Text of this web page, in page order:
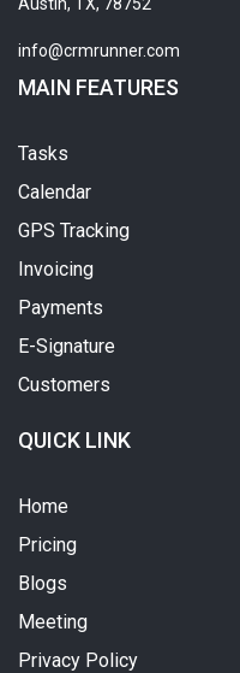
info@crmrunner.com
MAIN FEATURES
Tasks
Calendar
GPS Tracking
Invoicing
Payments
E-Signature
Customers
QUICK LINK
Home
Pricing
Blogs
Meeting
Privacy Policy